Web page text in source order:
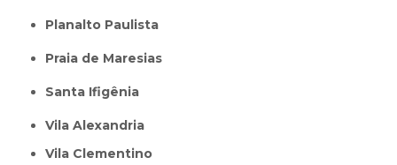
Planalto Paulista
Praia de Maresias
Santa Ifigênia
Vila Alexandria
Vila Clementino